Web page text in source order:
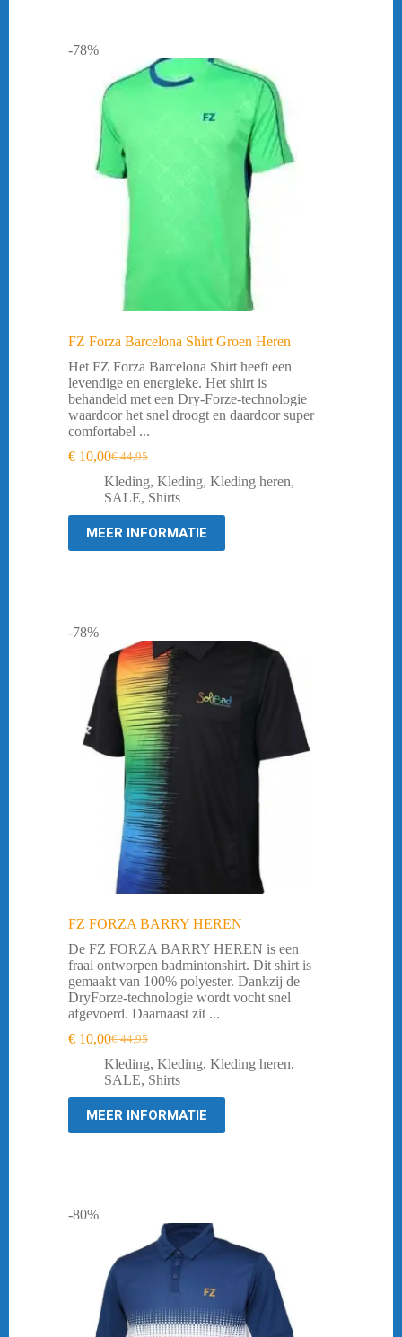
-78%
FZ Forza Barcelona Shirt Groen Heren
Het FZ Forza Barcelona Shirt heeft een
levendige en energieke. Het shirt is
behandeld met een Dry-Forze-technologie
waardoor het snel droogt en daardoor super
comfortabel ...
€44,95
Oorspronkelijke
prijs
was:
€ 44,95.
€ 10,00Huidige
prijs
is:
€ 10,00.
Kleding, Kleding, Kleding heren,
SALE, Shirts
MEER INFORMATIE
-78%
FZ FORZA BARRY HEREN
De FZ FORZA BARRY HEREN is een
fraai ontworpen badmintonshirt. Dit shirt is
gemaakt van 100% polyester. Dankzij de
DryForze-technologie wordt vocht snel
afgevoerd. Daarnaast zit ...
€44,95
Oorspronkelijke
prijs
was:
€ 44,95.
€ 10,00Huidige
prijs
is:
€ 10,00.
Kleding, Kleding, Kleding heren,
SALE, Shirts
MEER INFORMATIE
-80%